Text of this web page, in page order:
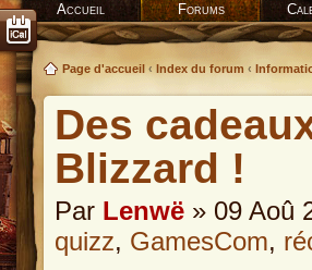
Accueil Forums
Page d'accueil ‹ Index du forum ‹
Des
Blizzard !
Par Lenwë » 09 Aoû
quizz, GamesCom,